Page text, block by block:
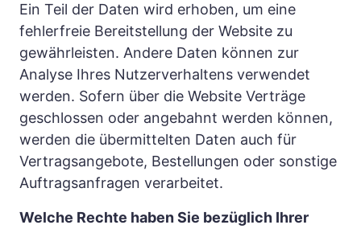
Ein Teil der Daten wird erhoben, um eine
fehlerfreie Bereitstellung der Website zu
gewährleisten. Andere Daten können zur
Analyse Ihres Nutzerverhaltens verwendet
werden. Sofern über die Website Verträge
geschlossen oder angebahnt werden können,
werden die übermittelten Daten auch für
Vertragsangebote, Bestellungen oder sonstige
Auftragsanfragen verarbeitet.
Welche Rechte haben Sie bezüglich Ihrer